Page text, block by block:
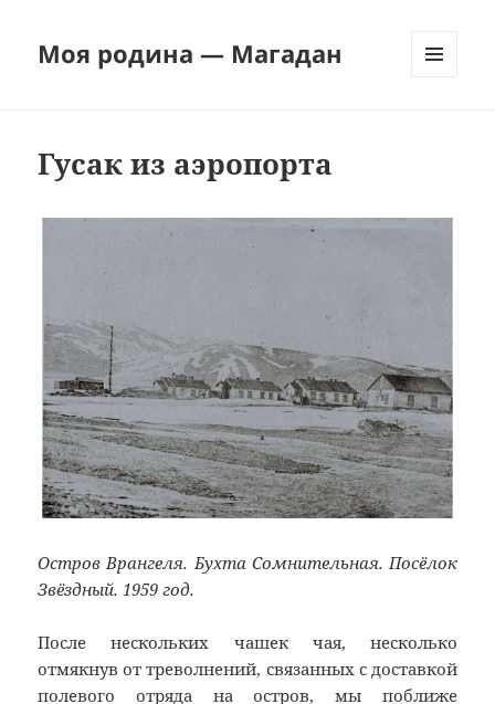
Моя родина — Магадан
Гусак из аэропорта
Остров Врангеля. Бухта Сомнительная. Посёлок
Звёздный. 1959 год.
После нескольких чашек чая, несколько
отмякнув от треволнений, связанных с доставкой
полевого отряда на остров, мы поближе